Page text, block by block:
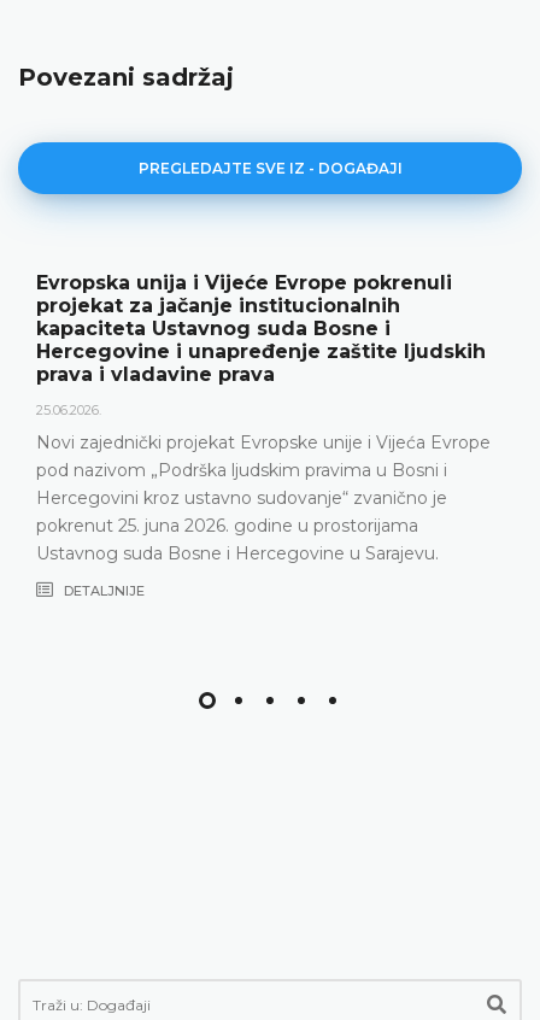
Povezani sadržaj
PREGLEDAJTE SVE IZ - DOGAĐAJI
unija i Vijeće Evrope pokrenuli
za jačanje institucionalnih
Ustavnog suda Bosne i
i unapređenje zaštite ljudskih
i vladavine prava
zajednički projekat Evropske unije i Vijeća Evrope
nazivom „Podrška ljudskim pravima u Bosni i
kroz ustavno sudovanje“ zvanično je
25. juna 2026. godine u prostorijama
suda Bosne i Hercegovine u Sarajevu.
DETALJNIJE